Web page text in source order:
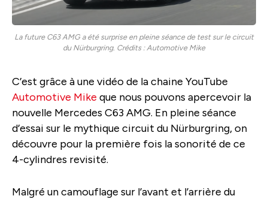
La future C63 AMG a été surprise en pleine séance de test sur le circuit
du Nürburgring. Crédits : Automotive Mike
C’est grâce à une vidéo de la chaine YouTube
Automotive Mike que nous pouvons apercevoir la
nouvelle Mercedes C63 AMG. En pleine séance
d’essai sur le mythique circuit du Nürburgring, on
découvre pour la première fois la sonorité de ce
4-cylindres revisité.
Malgré un camouflage sur l’avant et l’arrière du